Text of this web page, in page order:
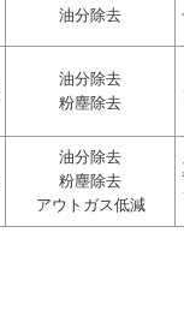
油分除去
油分除去
粉塵除去
油分除去
粉塵除去
アウトガス低減